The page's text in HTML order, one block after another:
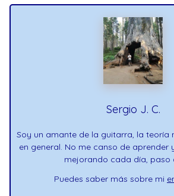
Sergio J. C.
Soy un amante de la guitarra, la teoría
en general. No me canso de aprender
mejorando cada día, paso
Puedes saber más sobre mi